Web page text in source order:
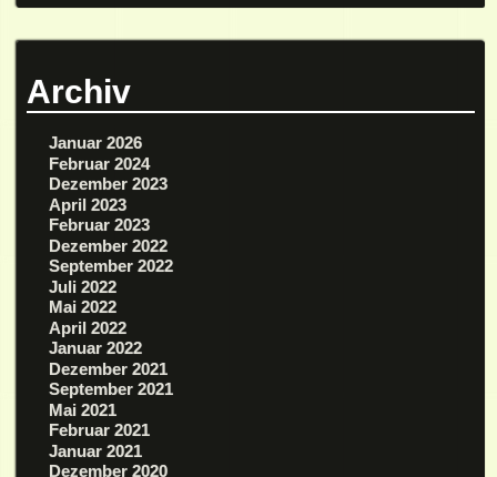
Archiv
Januar 2026
Februar 2024
Dezember 2023
April 2023
Februar 2023
Dezember 2022
September 2022
Juli 2022
Mai 2022
April 2022
Januar 2022
Dezember 2021
September 2021
Mai 2021
Februar 2021
Januar 2021
Dezember 2020